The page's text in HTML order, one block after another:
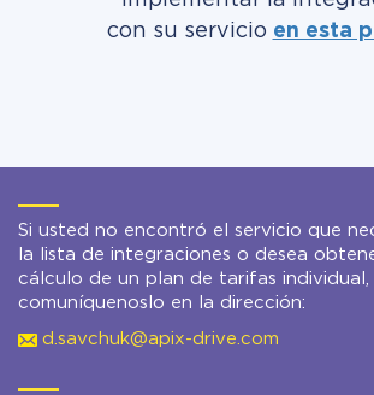
con su servicio en esta
Si usted no encontró el servicio que
la lista de integraciones o desea
cálculo de un plan de tarifas individual,
comuníquenoslo en la dirección:
d.savchuk@apix-drive.com